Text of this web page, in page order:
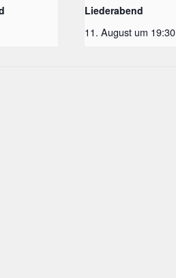
Liederabend
11. August um 19:30